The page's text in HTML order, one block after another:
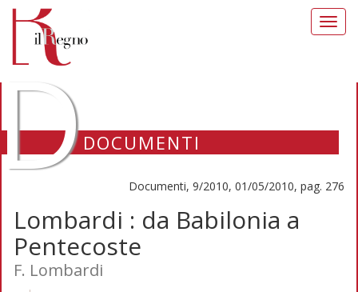
DOCUMENTI
Documenti, 9/2010, 01/05/2010, pag. 276
Lombardi : da Babilonia a
Pentecoste
F. Lombardi